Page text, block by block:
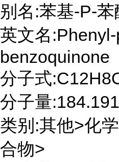
别名:苯基-P-苯
英文名
benzoquinone
分子式
分子量:184.191
类别:其他>化
合物>